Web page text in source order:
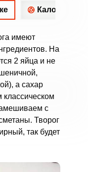
имеют
На
2 яйца и не
а сахар
классическом
с
Творог
так будет